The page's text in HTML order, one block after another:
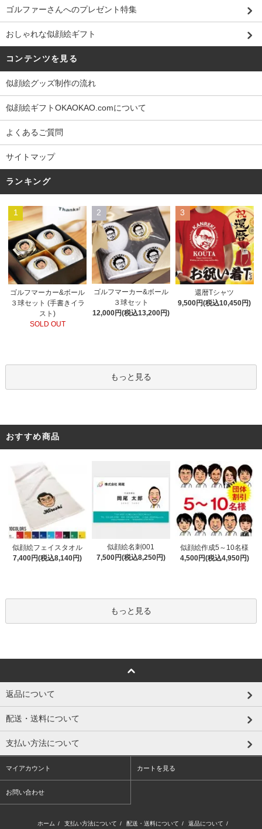
ゴルファーさんへのプレゼント特集
おしゃれな似顔絵ギフト
コンテンツを見る
似顔絵グッズ制作の流れ
似顔絵ギフトOKAOKAO.comについて
よくあるご質問
サイトマップ
ランキング
1
ゴルフマーカー&ボール
３球セット (手書きイラ
スト)
SOLD OUT
2
ゴルフマーカー&ボール
３球セット
12,000円(税込13,200円)
3
還暦Tシャツ
9,500円(税込10,450円)
もっと見る
おすすめ商品
似顔絵フェイスタオル
7,400円(税込8,140円)
似顔絵名刺001
7,500円(税込8,250円)
似顔絵作成5～10名様
4,500円(税込4,950円)
もっと見る
返品について
配送・送料について
支払い方法について
マイアカウント カートを見る
お問い合わせ
ホーム / 支払い方法について / 配送・送料について / 返品について /